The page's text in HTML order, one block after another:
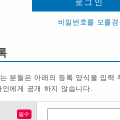
로그인
비밀번호를 모를경
분들은 아래의 등록 양식을 입력
에게 공개 하지 않습니다.
필수